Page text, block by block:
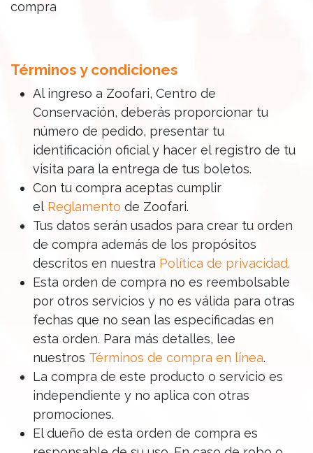
compra
Términos y condiciones
Al ingreso a Zoofari, Centro de
Conservación, deberás proporcionar tu
número de pedido, presentar tu
identificación oficial y hacer el registro de tu
visita para la entrega de tus boletos.
Con tu compra aceptas cumplir
el Reglamento de Zoofari.
Tus datos serán usados para crear tu orden
de compra además de los propósitos
descritos en nuestra Política de privacidad.
Esta orden de compra no es reembolsable
por otros servicios y no es válida para otras
fechas que no sean las especificadas en
esta orden. Para más detalles, lee
nuestros Términos de compra en línea.
La compra de este producto o servicio es
independiente y no aplica con otras
promociones.
El dueño de esta orden de compra es